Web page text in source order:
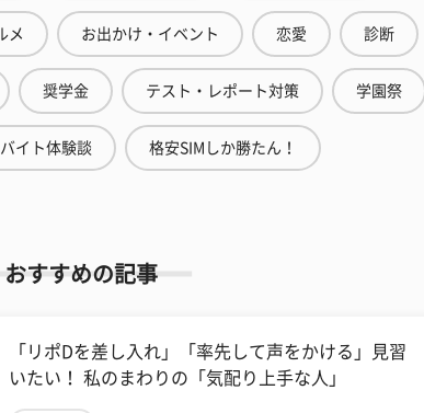
メ お出かけ・イベント 恋愛 診断
奨学金 テスト・レポート対策 学園祭
バイト体験談 格安SIMしか勝たん！
おすすめの記事
「リポDを差し入れ」「率先して声をかける」見習
いたい！ 私のまわりの「気配り上手な人」